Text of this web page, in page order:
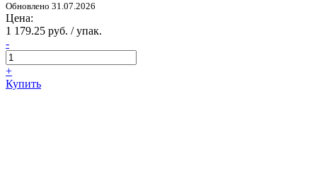
Обновлено 31.07.2026
Цена:
1 179.25 руб. / упак.
-
+
Купить